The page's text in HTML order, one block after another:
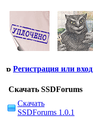
Регистрация или вход
Скачать SSDForums
Скачать
SSDForums 1.0.1